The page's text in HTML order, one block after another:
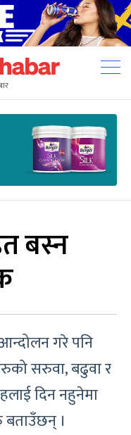
बस्न
गरे पनि
सरुवा, बढुवा र
दिन नहुनेमा
।